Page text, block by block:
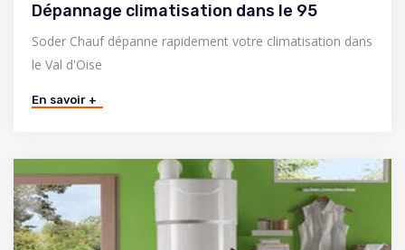
Dépannage climatisation dans le 95
Soder Chauf dépanne rapidement votre climatisation dans
le Val d'Oise
En savoir +